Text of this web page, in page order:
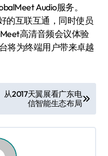
Audio服务。
的互联互通，同时使员
高清音频会议体验
将为终端用户带来卓越
从2017天翼展看广东电
信智能生态布局